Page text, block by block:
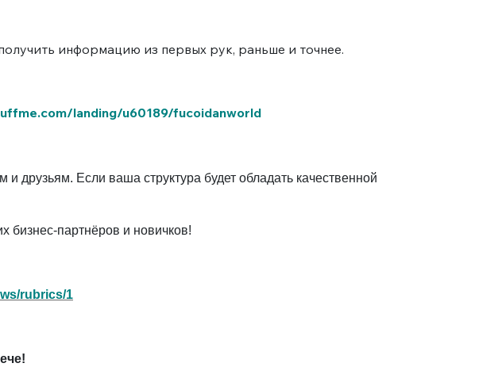
информацию из первых рук, раньше и точнее.
landing/u60189/fucoidanworld
друзьям. Если ваша структура будет обладать качественной
бизнес-партнёров и новичков!
rubrics/1